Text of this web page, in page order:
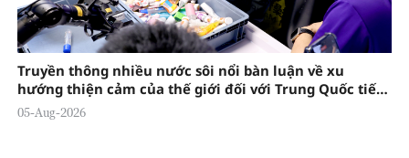
Truyền thông nhiều nước sôi nổi bàn luận về xu
hướng thiện cảm của thế giới đối với Trung Quốc tiếp
tục gia tăng
05-Aug-2026